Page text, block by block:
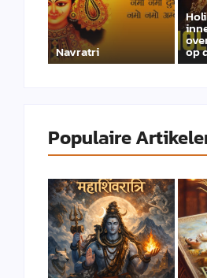
Navratri op
Populaire